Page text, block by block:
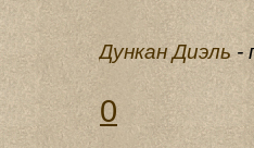
Дункан Диэль -
0